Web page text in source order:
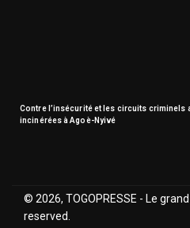
Contre l’insécurité et les circuits criminels
incinérées à Agoè-Nyivé
© 2026, TOGOPRESSE - Le
reserved.